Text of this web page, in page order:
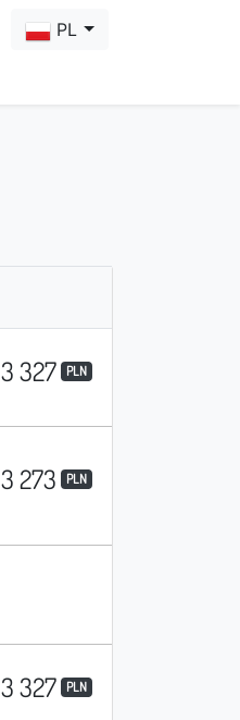
PL
3 327 PLN
3 273 PLN
3 327 PLN